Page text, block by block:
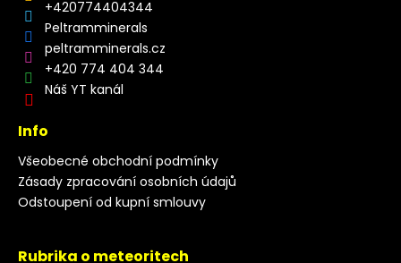
+420774404344
Peltramminerals
peltramminerals.cz
+420 774 404 344
Náš YT kanál
Info
Všeobecné obchodní podmínky
Zásady zpracování osobních údajů
Odstoupení od kupní smlouvy
Rubrika o meteoritech